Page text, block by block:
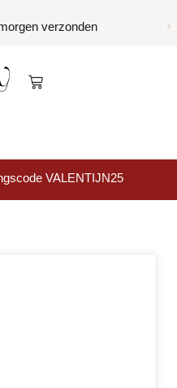
verzonden
VALENTIJN25